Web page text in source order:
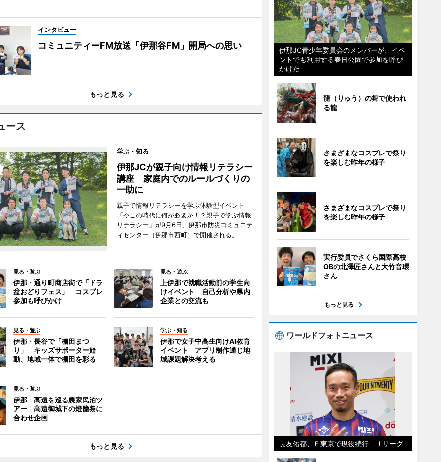
インタビュー
コミュニティーFM放送「伊那谷FM」開局への思い
もっと見る
ース
学ぶ・知る
伊那JCが親子向け情報リテラシー
講座 家庭内でのルールづくりの
一助に
親子で情報リテラシーを学ぶ体験型イベント
「今この時代に何が必要か！？親子で学ぶ情報
リテラシー」が9月6日、伊那市防災コミュニテ
ィセンター（伊那市西町）で開催される。
見る・遊ぶ
伊那・通り町商店街で「ドラ
盆おどりフェス」 コスプレ
参加も呼びかけ
見る・遊ぶ
上伊那で就職活動前の学生向
けイベント 自己分析や県内
企業との交流も
見る・遊ぶ
伊那・長谷で「棚田まつ
り」 キッズサポーター始
動、地域一体で棚田を彩る
学ぶ・知る
伊那で女子中高生向けAI教育
イベント アプリ制作通じ地
域課題解決考える
見る・遊ぶ
伊那・高遠を巡る農家民泊ツ
アー 高遠御城下の燈籠祭に
合わせ企画
もっと見る
伊那JC青少年委員会のメンバーが、イベ
ントでも利用する春日公園で参加を呼び
かけた
龍（りゅう）の舞で使われ
る龍
さまざまなコスプレで祭り
を楽しむ昨年の様子
さまざまなコスプレで祭り
を楽しむ昨年の様子
実行委員でさくら国際高校
OBの北澤匠さんと大竹音環
さん
もっと見る
ワールドフォトニュース
長友佑都、Ｆ東京で現役続行 Ｊリーグ